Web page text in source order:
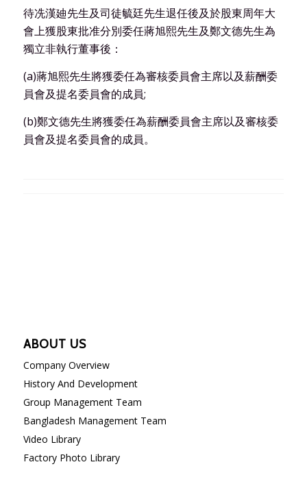
待冼漢廸先生及司徒毓廷先生退任後及於股東周年大
會上獲股東批准分別委任蔣旭熙先生及鄭文德先生為
獨立非執行董事後：
(a)蔣旭熙先生將獲委任為審核委員會主席以及薪酬委
員會及提名委員會的成員;
(b)鄭文德先生將獲委任為薪酬委員會主席以及審核委
員會及提名委員會的成員。
ABOUT US
Company Overview
History And Development
Group Management Team
Bangladesh Management Team
Video Library
Factory Photo Library